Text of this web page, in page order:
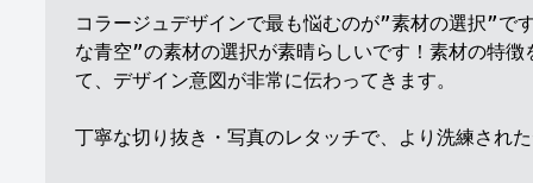
コラージュデザインで最も悩むのが”素材の選択”で
な青空”の素材の選択が素晴らしいです！素材の特
て、デザイン意図が非常に伝わってきます。
丁寧な切り抜き・写真のレタッチで、より洗練され